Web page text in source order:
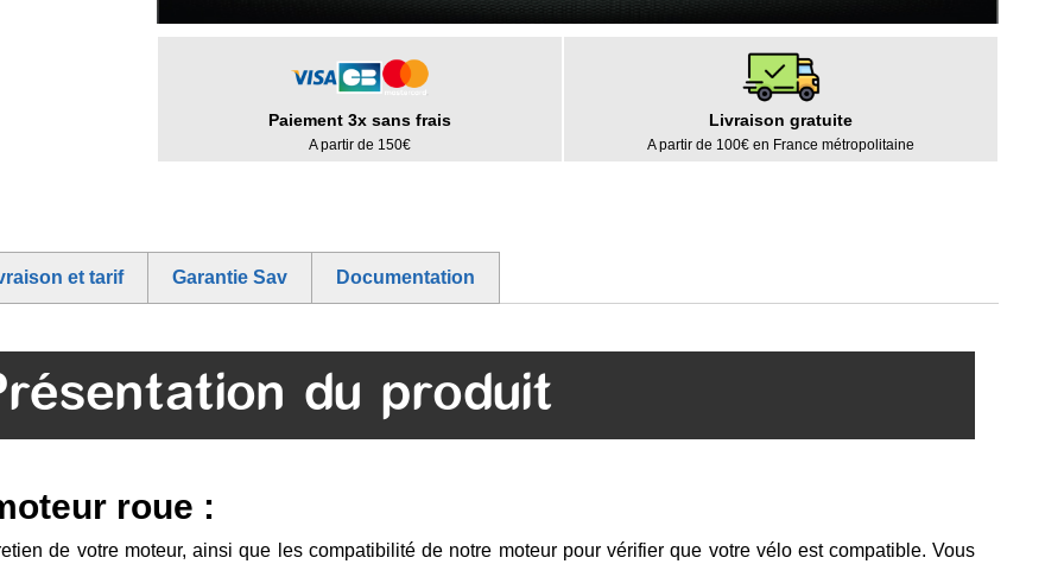
Paiement 3x sans frais
A partir de 150€
Livraison gratuite
A partir de 100€ en France métropolitaine
et tarif Garantie Sav Documentation
du produit
roue :
de votre moteur, ainsi que les compatibilité de notre moteur pour vérifier que votre vélo est compatible. Vous